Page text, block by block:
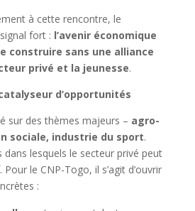
à cette rencontre, le
fort : l’avenir économique
construire sans une alliance
privé et la jeunesse.
d’opportunités
sur des thèmes majeurs – agro-
sociale, industrie du sport.
lesquels le secteur privé peut
le CNP-Togo, il s’agit d’ouvrir
: